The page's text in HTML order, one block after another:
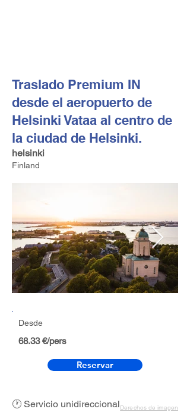
Traslado Premium IN
desde el aeropuerto de
Helsinki Vataa al centro de
la ciudad de Helsinki.
helsinki
Finland
Desde
68.33 €/pers
Reservar
🕐 Servicio unidireccionalDerechos de imagen